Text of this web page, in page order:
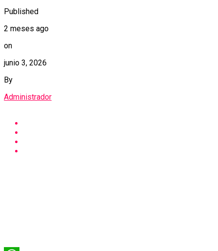
Published
2 meses ago
on
junio 3, 2026
By
Administrador